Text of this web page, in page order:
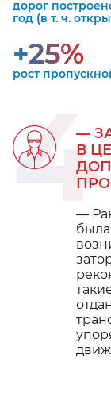
дорог
год (в т. ч.
+25%
рост
—
В
4
—